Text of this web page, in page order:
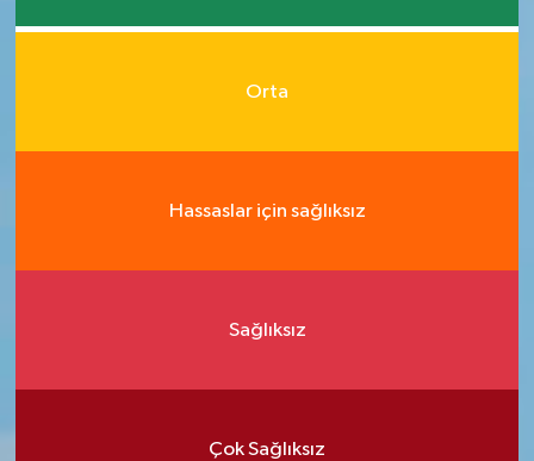
Orta
Hassaslar için sağlıksız
Sağlıksız
Çok Sağlıksız